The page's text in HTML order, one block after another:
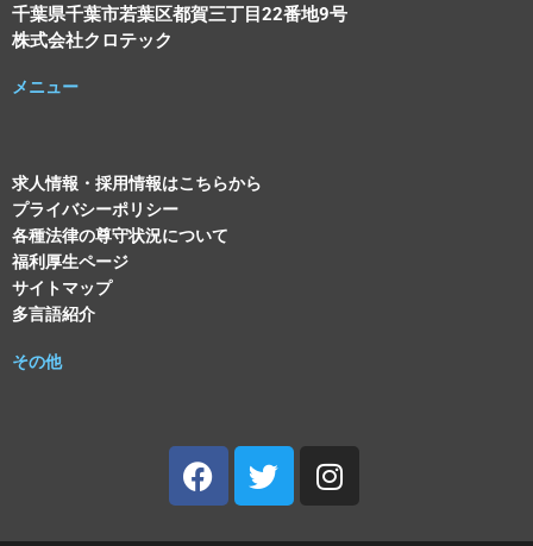
千葉県千葉市若葉区都賀三丁目22番地9号
株式会社クロテック
メニュー
求人情報・採用情報はこちらから
プライバシーポリシー
各種法律の尊守状況について
福利厚生ページ
サイトマップ
多言語紹介
その他
Facebook
TwitterInstagram